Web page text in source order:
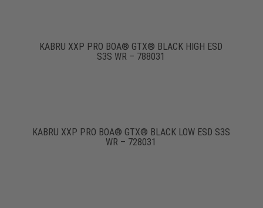
KABRU XXP PRO BOA® GTX® BLACK HIGH ESD
S3S WR – 788031
KABRU XXP PRO BOA® GTX® BLACK LOW ESD S3S
WR – 728031